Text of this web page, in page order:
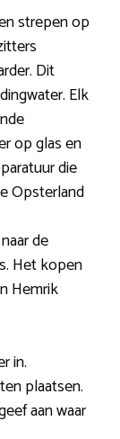
strepen op
Dit
Elk
op glas en
die
Opsterland
de
Het kopen
Hemrik
in.
plaatsen.
aan waar